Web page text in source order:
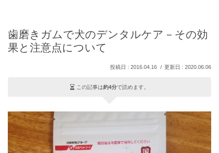
歯磨きガムで犬のデンタルケア－その効
果と注意点について
2016.04.16 2020.06.06
この記事は約4分で読めます。